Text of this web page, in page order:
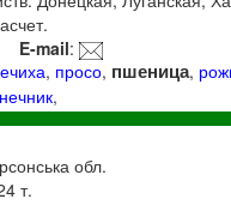
E-mail:
, просо, пшеница,
,
обл.
т.